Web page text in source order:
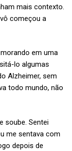
mais contexto.
começou a
em uma
lo algumas
Alzheimer, sem
todo mundo, não
soube. Sentei
me sentava com
depois de